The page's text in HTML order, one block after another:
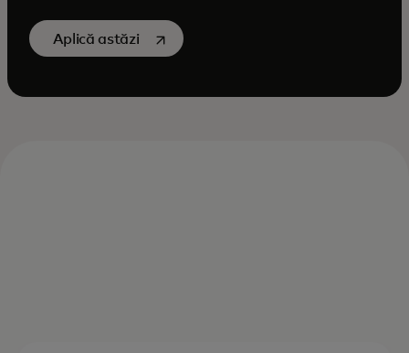
Aplică astăzi opens in a new tab